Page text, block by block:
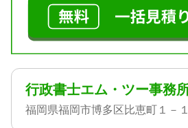
行政書士エム・ツー事務